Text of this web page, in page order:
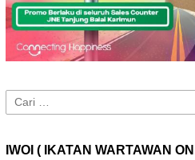
Cari
untuk:
IWOI ( IKATAN WARTAWAN